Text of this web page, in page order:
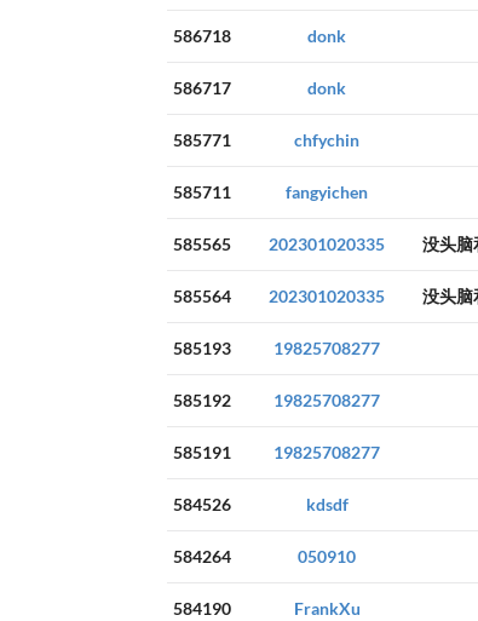
586718 donk
586717 donk
585771 chfychin
585711 fangyichen
585565 202301020335 没头脑
585564 202301020335 没头脑
585193 19825708277
585192 19825708277
585191 19825708277
584526 kdsdf
584264 050910
584190 FrankXu